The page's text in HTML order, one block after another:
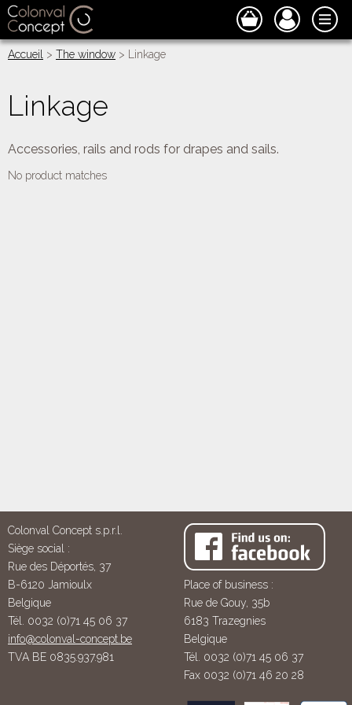
Accueil > The window > Linkage
Linkage
Accessories, rails and rods for drapes and sails.
No product matches
Colonval Concept s.p.r.l.
Siège social :
Rue des Déportés, 37
B-6120 Jamioulx
Belgique
Tél. 0032 (0)71 45 06 37
info@colonval-concept.be
TVA BE 0835.937.981
Place of business :
Rue de Gouy, 35b
6183 Trazegnies
Belgique
Tél. 0032 (0)71 45 06 37
Fax 0032 (0)71 46 20 28